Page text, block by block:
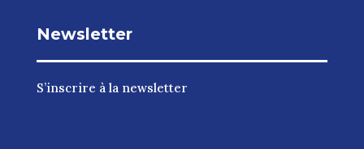
Newsletter
S’inscrire à la newsletter